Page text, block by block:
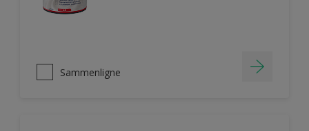
Sammenligne